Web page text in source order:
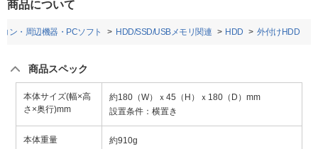
商品について
ン・周辺機器・PCソフト HDD/SSD/USBメモリ関連 HDD 外付けHDD
商品スペック
本体サイズ(幅×高
さ×奥行)mm
約180（W）ｘ45（H）ｘ180（D）mm
設置条件：横置き
本体重量 約910g